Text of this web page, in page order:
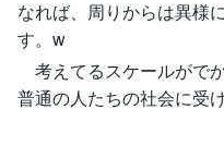
なれば、周りからは異様
す。w
考えてるスケールがで
普通の人たちの社会に受